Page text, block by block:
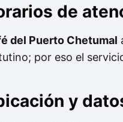
de
del Puerto Chetumal
por eso el
y